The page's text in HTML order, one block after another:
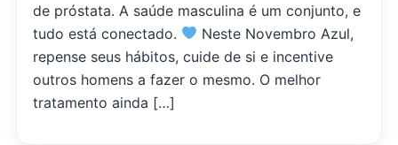
de próstata. A saúde masculina é um conjunto, e
tudo está conectado.
Neste Novembro Azul,
repense seus hábitos, cuide de si e incentive
outros homens a fazer o mesmo. O melhor
tratamento ainda […]